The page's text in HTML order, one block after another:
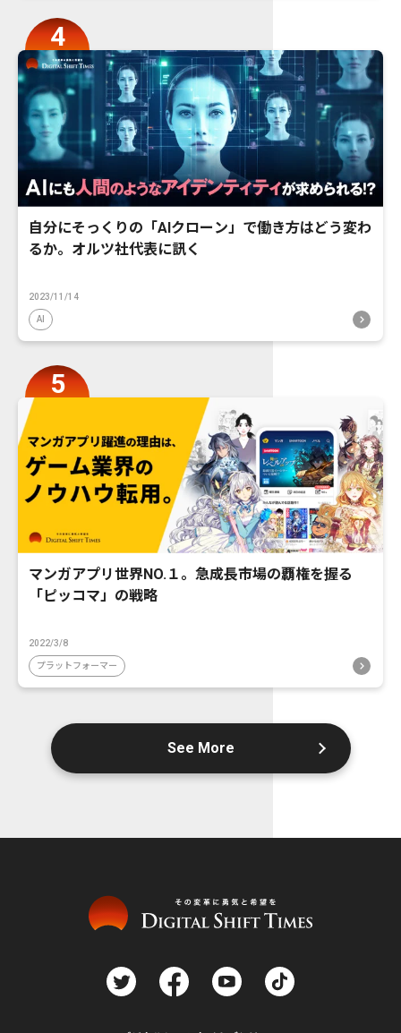
自分にそっくりの「AIクローン」で働き方はどう変わ
るか。オルツ社代表に訊く
2023/11/14
AI
マンガアプリ世界NO.１。急成長市場の覇権を握る
「ピッコマ」の戦略
2022/3/8
プラットフォーマー
See More